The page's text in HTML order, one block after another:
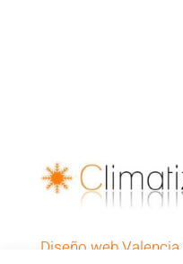
Diseño web Valencia